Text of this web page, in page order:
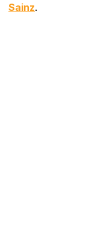
Sainz.